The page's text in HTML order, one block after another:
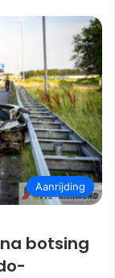
Aanrijding
botsing